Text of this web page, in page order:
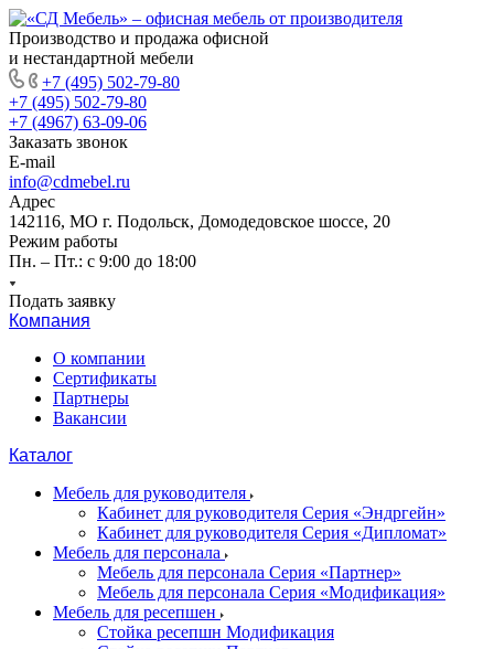
Производство и продажа офисной
и нестандартной мебели
+7 (495) 502-79-80
+7 (495) 502-79-80
+7 (4967) 63-09-06
Заказать звонок
E-mail
info@cdmebel.ru
Адрес
142116, МО г. Подольск, Домодедовское шоссе, 20
Режим работы
Пн. – Пт.: с 9:00 до 18:00
Подать заявку
Компания
О компании
Сертификаты
Партнеры
Вакансии
Каталог
Мебель для руководителя
Кабинет для руководителя Серия «Эндргейн»
Кабинет для руководителя Серия «Дипломат»
Мебель для персонала
Мебель для персонала Серия «Партнер»
Мебель для персонала Серия «Модификация»
Мебель для ресепшен
Стойка ресепшн Модификация